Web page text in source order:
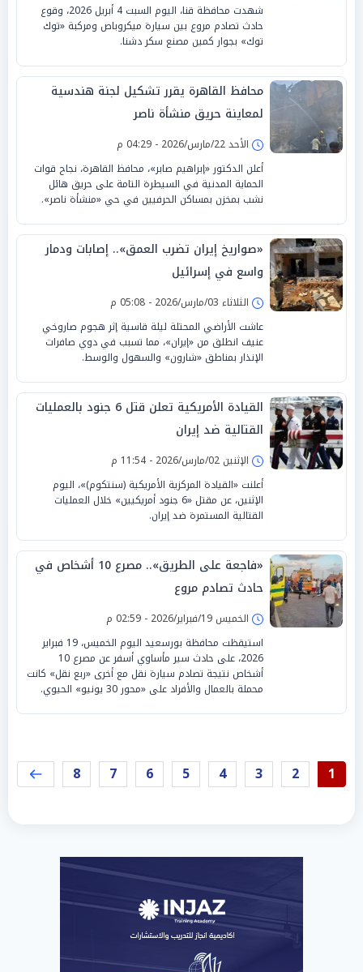
شهدت محافظة قنا، اليوم السبت 4 أبريل 2026، وقوع
حادث تصادم مروع بين سيارة ميكروباص ومركبة «توك
توك» بجوار كمين مصنع سكر دشنا.
محافظ القاهرة يقرر تشكيل لجنة هندسية
لمعاينة حريق منشأة ناصر
الأحد 22/مارس/2026 - 04:29 م
أعلن الدكتور «إبراهيم صابر»، محافظ القاهرة، نجاح قوات
الحماية المدنية في السيطرة التامة على حريق هائل
نشب بمخزن بمساكن الحرفيين في حي «منشأة ناصر».
«صواريخ إيران تضرب العمق».. إصابات ودمار
واسع في إسرائيل
الثلاثاء 03/مارس/2026 - 05:08 م
عاشت الأراضي المحتلة ليلة قاسية إثر هجوم صاروخي
عنيف انطلق من «إيران»، مما تسبب في دوي صافرات
الإنذار بمناطق «شارون» والسهول والوسط.
القيادة الأمريكية تعلن قتل 6 جنود بالعمليات
القتالية ضد إيران
الإثنين 02/مارس/2026 - 11:54 م
أعلنت «القيادة المركزية الأمريكية (سنتكوم)»، اليوم
الإثنين، عن مقتل «6 جنود أمريكيين» خلال العمليات
القتالية المستمرة ضد إيران.
«فاجعة على الطريق».. مصرع 10 أشخاص في
حادث تصادم مروع
الخميس 19/فبراير/2026 - 02:59 م
استيقظت محافظة بورسعيد اليوم الخميس، 19 فبراير
2026، على حادث سير مأساوي أسفر عن مصرع 10
أشخاص نتيجة تصادم سيارة نقل مع أخرى «ربع نقل» كانت
محملة بالعمال والأفراد على «محور 30 يونيو» الحيوي.
1
2
3
4
5
6
7
8